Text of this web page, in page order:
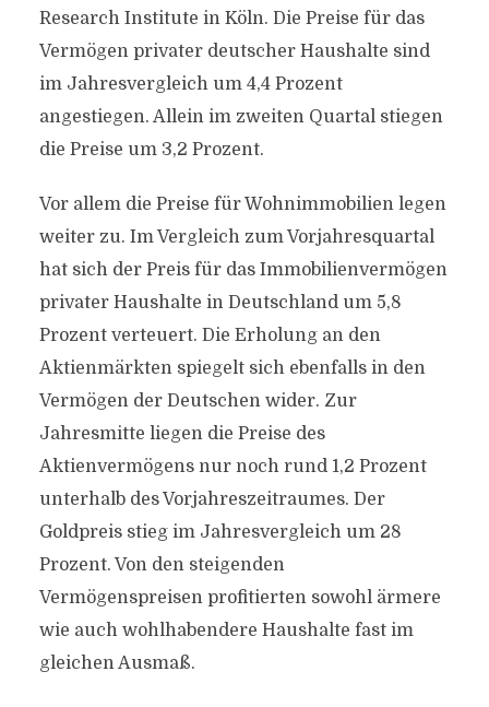
Research Institute in Köln. Die Preise für das
Vermögen privater deutscher Haushalte sind
im Jahresvergleich um 4,4 Prozent
angestiegen. Allein im zweiten Quartal stiegen
die Preise um 3,2 Prozent.
Vor allem die Preise für Wohnimmobilien legen
weiter zu. Im Vergleich zum Vorjahresquartal
hat sich der Preis für das Immobilienvermögen
privater Haushalte in Deutschland um 5,8
Prozent verteuert. Die Erholung an den
Aktienmärkten spiegelt sich ebenfalls in den
Vermögen der Deutschen wider. Zur
Jahresmitte liegen die Preise des
Aktienvermögens nur noch rund 1,2 Prozent
unterhalb des Vorjahreszeitraumes. Der
Goldpreis stieg im Jahresvergleich um 28
Prozent. Von den steigenden
Vermögenspreisen profitierten sowohl ärmere
wie auch wohlhabendere Haushalte fast im
gleichen Ausmaß.